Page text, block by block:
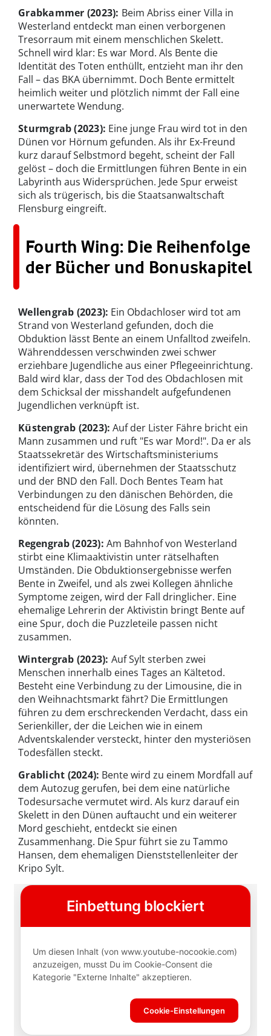
Grabkammer (2023): Beim Abriss einer Villa in
Westerland entdeckt man einen verborgenen
Tresorraum mit einem menschlichen Skelett.
Schnell wird klar: Es war Mord. Als Bente die
Identität des Toten enthüllt, entzieht man ihr den
Fall – das BKA übernimmt. Doch Bente ermittelt
heimlich weiter und plötzlich nimmt der Fall eine
unerwartete Wendung.
Sturmgrab(2023): Eine junge Frau wird tot in den
Dünen vor Hörnum gefunden. Als ihr Ex-Freund
kurz darauf Selbstmord begeht, scheint der Fall
gelöst – doch die Ermittlungen führen Bente in ein
Labyrinth aus Widersprüchen. Jede Spur erweist
sich als trügerisch, bis die Staatsanwaltschaft
Flensburg eingreift.
Fourth Wing: Die Reihenfolge
der Bücher und Bonuskapitel
Wellengrab (2023): Ein Obdachloser wird tot am
Strand von Westerland gefunden, doch die
Obduktion lässt Bente an einem Unfalltod zweifeln.
Währenddessen verschwinden zwei schwer
erziehbare Jugendliche aus einer Pflegeeinrichtung.
Bald wird klar, dass der Tod des Obdachlosen mit
dem Schicksal der misshandelt aufgefundenen
Jugendlichen verknüpft ist.
Küstengrab (2023): Auf der Lister Fähre bricht ein
Mann zusammen und ruft "Es war Mord!". Da er als
Staatssekretär des Wirtschaftsministeriums
identifiziert wird, übernehmen der Staatsschutz
und der BND den Fall. Doch Bentes Team hat
Verbindungen zu den dänischen Behörden, die
entscheidend für die Lösung des Falls sein
könnten.
Regengrab(2023): Am Bahnhof von Westerland
stirbt eine Klimaaktivistin unter rätselhaften
Umständen. Die Obduktionsergebnisse werfen
Bente in Zweifel, und als zwei Kollegen ähnliche
Symptome zeigen, wird der Fall dringlicher. Eine
ehemalige Lehrerin der Aktivistin bringt Bente auf
eine Spur, doch die Puzzleteile passen nicht
zusammen.
Wintergrab (2023): Auf Sylt sterben zwei
Menschen innerhalb eines Tages an Kältetod.
Besteht eine Verbindung zu der Limousine, die in
den Weihnachtsmarkt fährt? Die Ermittlungen
führen zu dem erschreckenden Verdacht, dass ein
Serienkiller, der die Leichen wie in einem
Adventskalender versteckt, hinter den mysteriösen
Todesfällen steckt.
Grablicht (2024): Bente wird zu einem Mordfall auf
dem Autozug gerufen, bei dem eine natürliche
Todesursache vermutet wird. Als kurz darauf ein
Skelett in den Dünen auftaucht und ein weiterer
Mord geschieht, entdeckt sie einen
Zusammenhang. Die Spur führt sie zu Tammo
Hansen, dem ehemaligen Dienststellenleiter der
Kripo Sylt.